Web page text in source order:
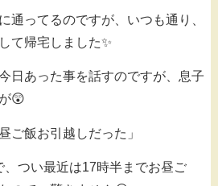
通ってるのですが、いつも通り、
て帰宅しました✨
日あった事を話すのですが、息子
😲
ご飯お引越しだった」
、つい最近は17時半までお昼ご